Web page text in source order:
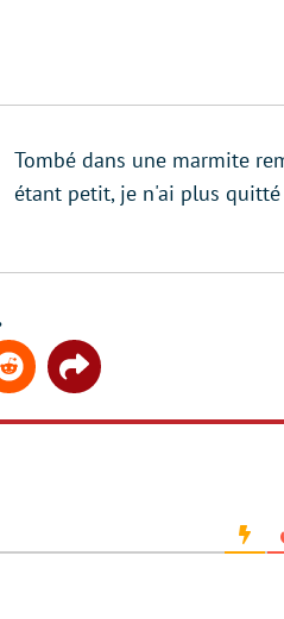
Tombé dans une marmite
étant petit, je n'ai plus
Reddit Share